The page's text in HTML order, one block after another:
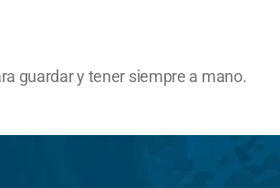
guardar y tener siempre a mano.